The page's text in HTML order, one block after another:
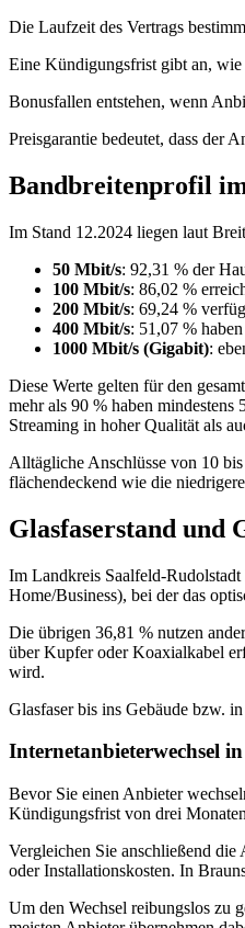
Die Laufzeit des Vertrags
Eine Kündigungsfrist gibt an, wie
Bonusfallen entstehen, wenn
Preisgarantie bedeutet, dass der
Bandbreitenprofil
Im Stand 12.2024 liegen laut
50 Mbit/s: 92,31 % der
100 Mbit/s: 86,02 %
200 Mbit/s: 69,24 %
400 Mbit/s: 51,07 %
1000 Mbit/s (Gigabit):
Diese Werte gelten für den
mehr als 90 % haben
Streaming in hoher Qualität als
Alltägliche Anschlüsse von 10
flächendeckend wie die
Glasfaserstand und
Im Landkreis
Home/Business), bei der das
Die übrigen 36,81 % nutzen
über Kupfer oder Koaxialkabel
wird.
Glasfaser bis ins Gebäude bzw.
Internetanbieterwechsel
Bevor Sie einen Anbieter
Kündigungsfrist von drei
Vergleichen Sie anschließend
oder Installationskosten. In
Um den Wechsel reibungslos zu